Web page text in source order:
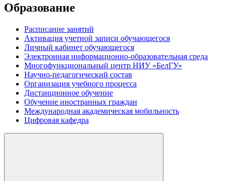
Образование
Расписание занятий
Активация учетной записи обучающегося
Личный кабинет обучающегося
Электронная информационно-образовательная среда
Многофункциональный центр НИУ «БелГУ»
Научно-педагогический состав
Организация учебного процесса
Дистанционное обучение
Обучение иностранных граждан
Международная академическая мобильность
Цифровая кафедра